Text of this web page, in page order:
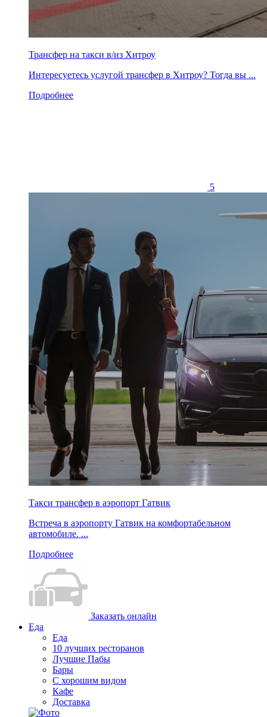
Трансфер на такси в/из Хитроу
Интересуетесь услугой трансфер в Хитроу? Тогда вы ...
Подробнее
5
Такси трансфер в аэропорт Гатвик
Встреча в аэропорту Гатвик на комфортабельном
автомобиле. ...
Подробнее
Заказать онлайн
Еда
Еда
10 лучших ресторанов
Лучшие Пабы
Бары
С хорошим видом
Кафе
Доставка